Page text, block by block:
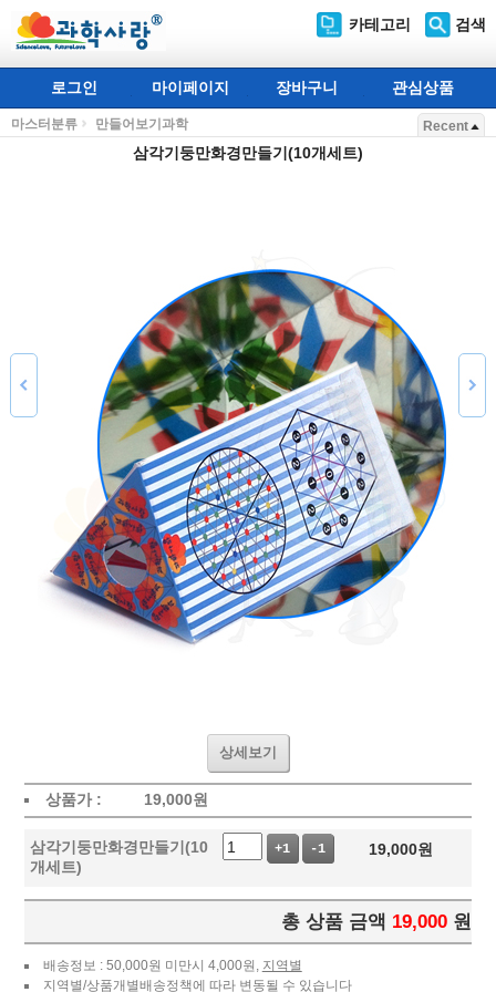
카테고리 검색
로그인 마이페이지 장바구니 관심상품
마스터분류 만들어보기과학 Recent
삼각기둥만화경만들기(10개세트)
상세보기
상품가 : 19,000원
삼각기둥만화경만들기(10
개세트)
+1 -1 19,000원
총 상품 금액 19,000 원
배송정보 : 50,000원 미만시 4,000원, 지역별
지역별/상품개별배송정책에 따라 변동될 수 있습니다